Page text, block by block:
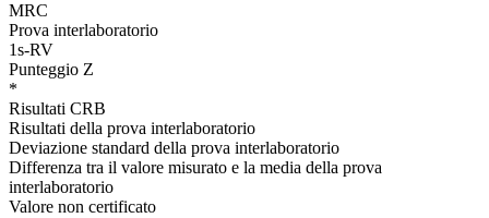
MRC
Prova interlaboratorio
1s-RV
Punteggio Z
*
Risultati CRB
Risultati della prova interlaboratorio
Deviazione standard della prova interlaboratorio
Differenza tra il valore misurato e la media della prova
interlaboratorio
Valore non certificato